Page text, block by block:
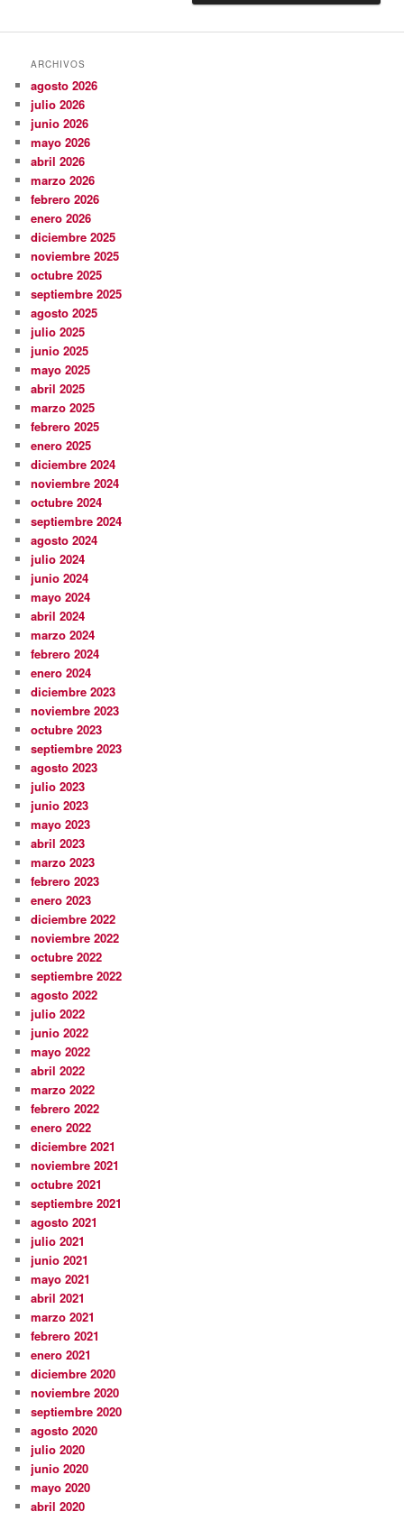
ARCHIVOS
agosto 2026
julio 2026
junio 2026
mayo 2026
abril 2026
marzo 2026
febrero 2026
enero 2026
diciembre 2025
noviembre 2025
octubre 2025
septiembre 2025
agosto 2025
julio 2025
junio 2025
mayo 2025
abril 2025
marzo 2025
febrero 2025
enero 2025
diciembre 2024
noviembre 2024
octubre 2024
septiembre 2024
agosto 2024
julio 2024
junio 2024
mayo 2024
abril 2024
marzo 2024
febrero 2024
enero 2024
diciembre 2023
noviembre 2023
octubre 2023
septiembre 2023
agosto 2023
julio 2023
junio 2023
mayo 2023
abril 2023
marzo 2023
febrero 2023
enero 2023
diciembre 2022
noviembre 2022
octubre 2022
septiembre 2022
agosto 2022
julio 2022
junio 2022
mayo 2022
abril 2022
marzo 2022
febrero 2022
enero 2022
diciembre 2021
noviembre 2021
octubre 2021
septiembre 2021
agosto 2021
julio 2021
junio 2021
mayo 2021
abril 2021
marzo 2021
febrero 2021
enero 2021
diciembre 2020
noviembre 2020
septiembre 2020
agosto 2020
julio 2020
junio 2020
mayo 2020
abril 2020